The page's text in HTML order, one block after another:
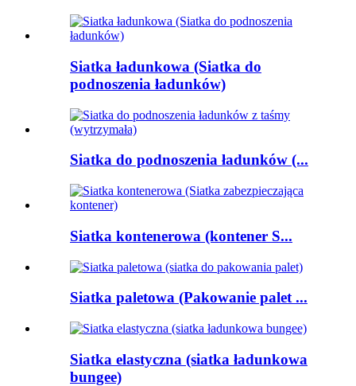
Siatka ładunkowa (Siatka do
podnoszenia ładunków)
Siatka do podnoszenia ładunków (...
Siatka kontenerowa (kontener S...
Siatka paletowa (Pakowanie palet ...
Siatka elastyczna (siatka ładunkowa
bungee)